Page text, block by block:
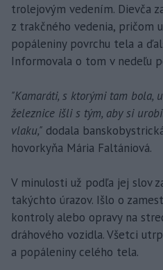
trolejovým vedením. Dievča
z trakčného vedenia, pričom
popáleniny povrchu tela a
Informovala o tom v nedeľu
"Kamaráti, s ktorými tam bola,
železnice išli s tým, aby si
vlaku," dodala
hovorkyňa Mária Faltániová.
V minulosti už podľa jej slov
takýchto úrazov. Išlo o
kontroly alebo opravy na
dráhového vozidla. Všetci
a popáleniny celého tela.